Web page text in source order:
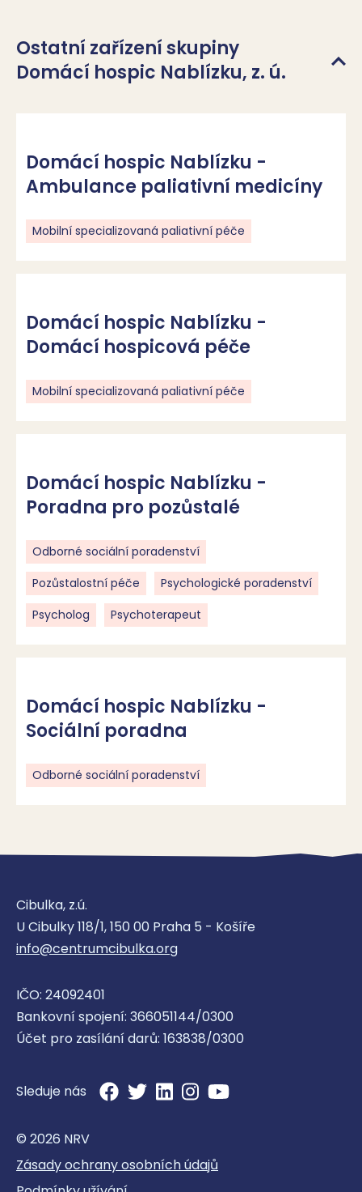
Ostatní zařízení skupiny
Domácí hospic Nablízku, z. ú.
Domácí hospic Nablízku -
Ambulance paliativní medicíny
Mobilní specializovaná paliativní péče
Domácí hospic Nablízku -
Domácí hospicová péče
Mobilní specializovaná paliativní péče
Domácí hospic Nablízku -
Poradna pro pozůstalé
Odborné sociální poradenství
Pozůstalostní péče
Psychologické poradenství
Psycholog
Psychoterapeut
Domácí hospic Nablízku -
Sociální poradna
Odborné sociální poradenství
Cibulka, z.ú.
U Cibulky 118/1, 150 00 Praha 5 - Košíře
info@centrumcibulka.org
IČO: 24092401
Bankovní spojení: 366051144/0300
Účet pro zasílání darů: 163838/0300
Sleduje nás
© 2026 NRV
Zásady ochrany osobních údajů